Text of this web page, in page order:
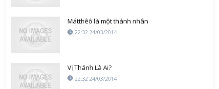
Mátthêô là một thánh nhân
22:32 24/03/2014
Vị Thánh Là Ai?
22:32 24/03/2014